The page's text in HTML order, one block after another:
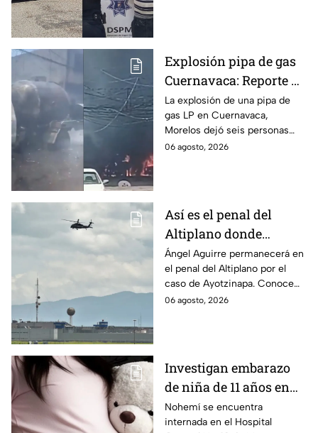
Explosión pipa de gas
Cuernavaca: Reporte de
víctimas tras estallido
en Morelos
La explosión de una pipa de
gas LP en Cuernavaca,
Morelos dejó seis personas
hospitalizadas. IMSS informó
06 agosto, 2026
Así es el penal del
Altiplano donde
permanecerá Ángel
Aguirre por caso
Ayotzinapa
Ángel Aguirre permanecerá en
el penal del Altiplano por el
caso de Ayotzinapa. Conoce
dónde está, cómo es esta
06 agosto, 2026
Investigan embarazo
de niña de 11 años en
Matamoros,
Tamaulipas; ¿qué pasó
Nohemí se encuentra
internada en el Hospital